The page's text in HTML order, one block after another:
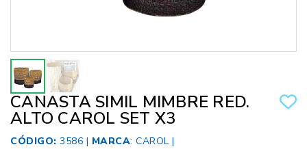
CANASTA SIMIL MIMBRE RED.
ALTO CAROL SET X3
CÓDIGO: 3586 | MARCA: CAROL |